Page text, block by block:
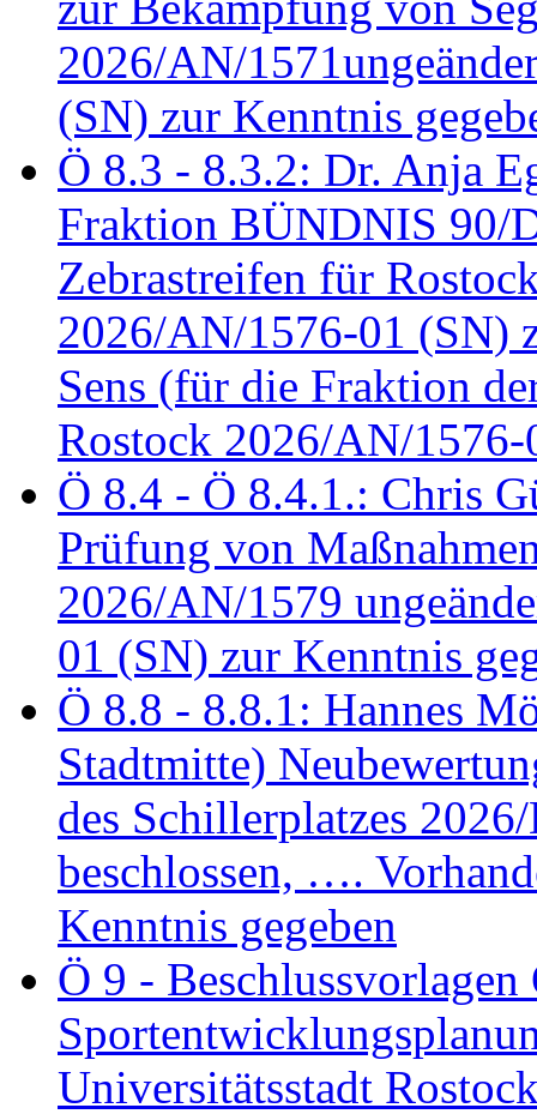
2026/AN/
(SN) zur Kenntnis
Ö 8.3 - 8.3.2: Dr. Anja
Fraktion BÜNDNIS 90/
Zebrastreifen für
2026/AN/1576-01 (SN)
Sens (für die Fraktion
Rostock 2026/AN/1576-
Ö 8.4 - Ö 8.4.1.: Chris
Prüfung von
2026/AN/1579
01 (SN) zur Kenntnis
Ö 8.8 - 8.8.1: Hannes
Stadtmitte)
des Schillerplatzes
beschlossen, ….
Kenntnis gegeben
Ö 9 - Beschlussvorlagen
Universitätsstadt